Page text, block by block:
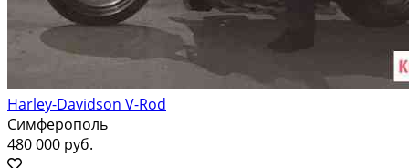
Harley-Davidson V-Rod
Симферополь
480 000 руб.